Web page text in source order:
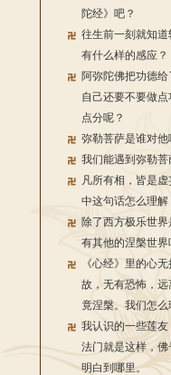
陀经》吧？
往生前一刻就知
有什么样的感应？
阿弥陀佛把功德
自己还要不要做
点分呢？
弥勒菩萨是谁对他
我们能遇到弥勒菩
凡所有相，皆是虚
中这句话怎么理解
除了西方极乐世
有其他的涅槃世界
《心经》里的心
故，无有恐怖，
竟涅槃。我们怎么
我认识的一些莲
法门就是这样，
明白到哪里。